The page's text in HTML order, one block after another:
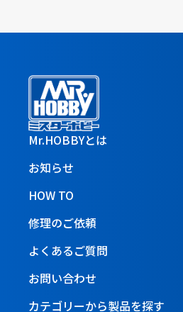
Mr.HOBBYとは
お知らせ
HOW TO
修理のご依頼
よくあるご質問
お問い合わせ
カテゴリーから製品を探す